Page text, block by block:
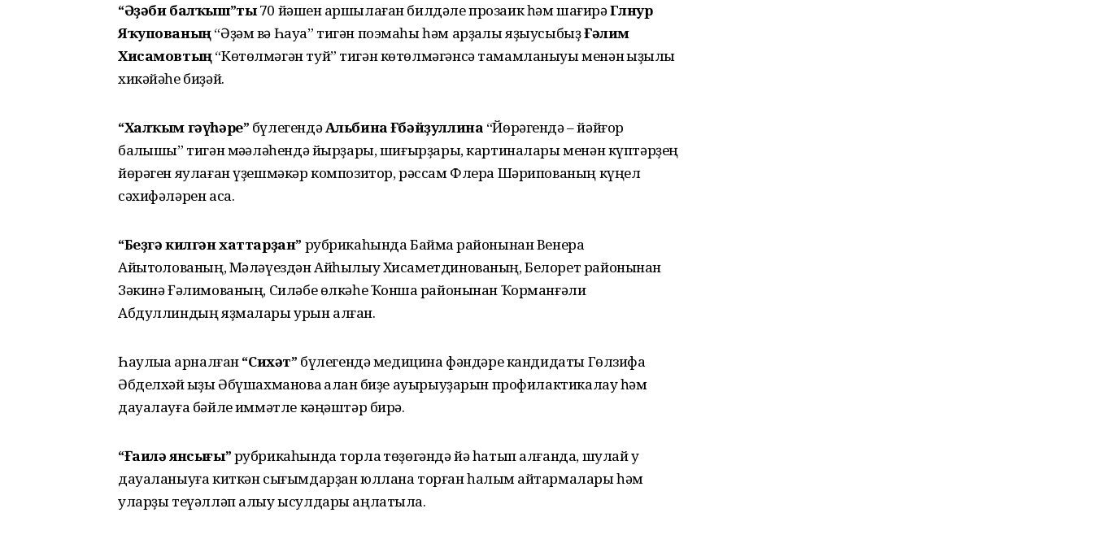
“Әҙәби балҡыш”ты70 йәшен ҡаршылаған билдәле прозаик һәм шағирәГөлнур
Яҡупованың“Әҙәм вә Һауа” тигән поэмаһы һәм арҙаҡлы яҙыусыбыҙҒәлим
Хисамовтың“Көтөлмәгән туй” тигән көтөлмәгәнсә тамамланыуы менән ҡыҙыҡлы
хикәйәһе биҙәй.
“Халҡым гәүһәре” бүлегендәАльбина Ғөбәйҙуллина “Йөрәгендә – йәйғор
балҡышы” тигән мәҡәләһендә йырҙары, шиғырҙары, картиналары менән күптәрҙең
йөрәген яулаған үҙешмәкәр композитор, рәссам Флера Шәрипованың күңел
сәхифәләрен аса.
“Беҙгә килгән хаттарҙан” рубрикаһында Баймаҡ районынан Венера
Айытҡолованың, Мәләүездән Айһылыу Хисаметдинованың, Белорет районынан
Зәкинә Ғәлимованың, Силәбе өлкәһе Ҡоншаҡ районынан Ҡорманғәли
Абдуллиндың яҙмалары урын алған.
Һаулыҡҡа арналған“Сихәт” бүлегендә медицина фәндәре кандидаты Гөлзифа
Әбделхәй ҡыҙы Әбүшахманова ҡалҡан биҙе ауырыуҙарын профилактикалау һәм
дауалауға бәйле ҡиммәтле кәңәштәр бирә.
“Ғаилә янсығы”рубрикаһында торлаҡ төҙөгәндә йә һатып алғанда, шулай уҡ
дауаланыуға киткән сығымдарҙан юллана торған һалым ҡайтармалары һәм
уларҙы теүәлләп алыу ысулдары аңлатыла.